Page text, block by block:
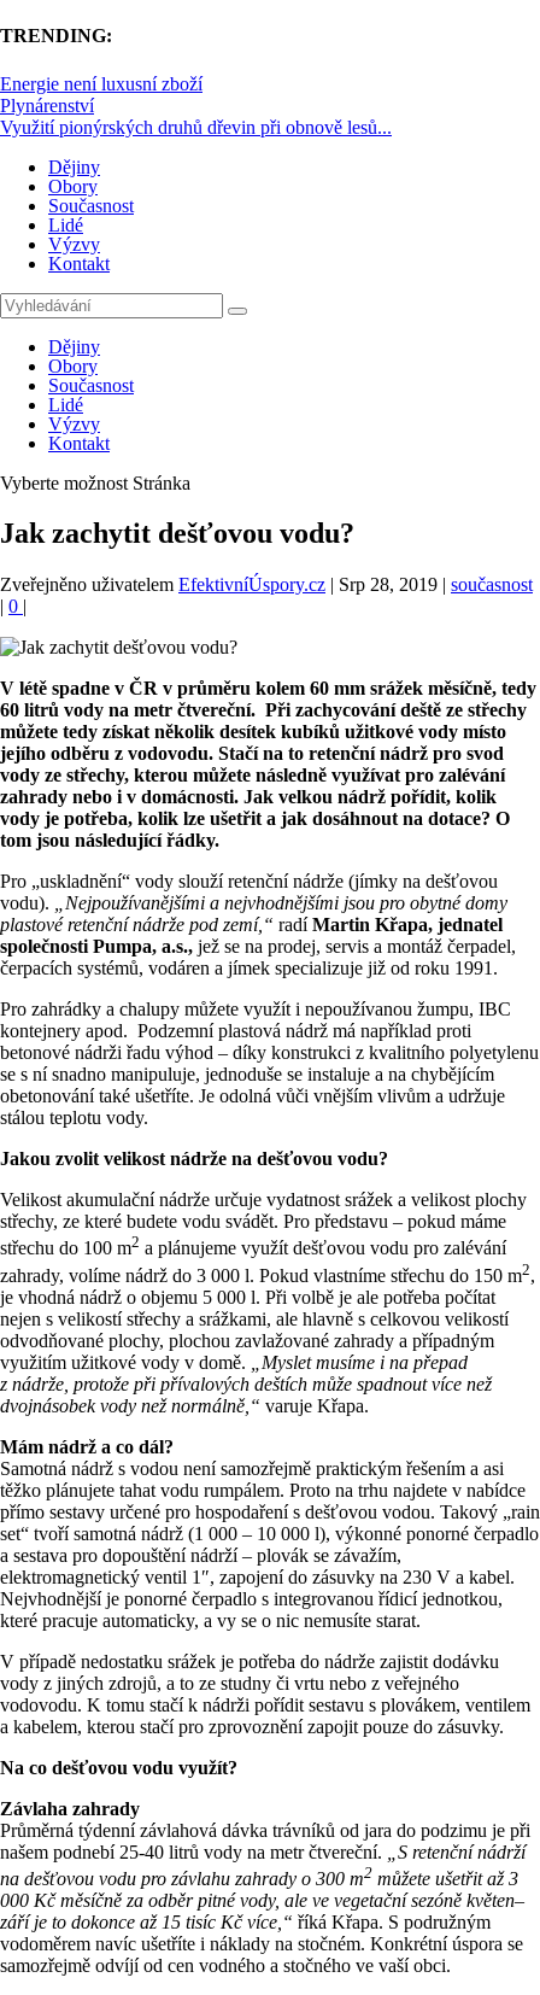
TRENDING:
Energie není luxusní zboží
Plynárenství
Využití pionýrských druhů dřevin při obnově lesů...
Dějiny
Obory
Současnost
Lidé
Výzvy
Kontakt
Dějiny
Obory
Současnost
Lidé
Výzvy
Kontakt
Vyberte možnost Stránka
Jak zachytit dešťovou vodu?
Zveřejněno uživatelem EfektivníÚspory.cz | Srp 28, 2019 | současnost
| 0 |
V létě spadne v ČR v průměru kolem 60 mm srážek měsíčně, tedy
60 litrů vody na metr čtvereční. Při zachycování deště ze střechy
můžete tedy získat několik desítek kubíků užitkové vody místo
jejího odběru z vodovodu. Stačí na to retenční nádrž pro svod
vody ze střechy, kterou můžete následně využívat pro zalévání
zahrady nebo i v domácnosti. Jak velkou nádrž pořídit, kolik
vody je potřeba, kolik lze ušetřit a jak dosáhnout na dotace? O
tom jsou následující řádky.
Pro „uskladnění“ vody slouží retenční nádrže (jímky na dešťovou
vodu).
„Nejpoužívanějšími a nejvhodnějšími jsou pro obytné domy
plastové retenční nádrže pod zemí,“ radíMartin Křapa, jednatel
společnosti Pumpa, a.s., jež se na prodej, servis a montáž čerpadel,
čerpacích systémů, vodáren a jímek specializuje již od roku 1991.
Pro zahrádky a chalupy můžete využít i nepoužívanou žumpu, IBC
kontejnery apod. Podzemní plastová nádrž má například proti
betonové nádrži řadu výhod – díky konstrukci z kvalitního polyetylenu
se s ní snadno manipuluje, jednoduše se instaluje a na chybějícím
obetonování také ušetříte. Je odolná vůči vnějším vlivům a udržuje
stálou teplotu vody.
Jakou zvolit velikost nádrže na dešťovou vodu?
Velikost akumulační nádrže určuje vydatnost srážek a velikost plochy
střechy, ze které budete vodu svádět. Pro představu – pokud máme
střechu do 100 m2 a plánujeme využít dešťovou vodu pro zalévání
zahrady, volíme nádrž do 3 000 l. Pokud vlastníme střechu do 150 m2,
je vhodná nádrž o objemu 5 000 l. Při volbě je ale potřeba počítat
nejen s velikostí střechy a srážkami, ale hlavně s celkovou velikostí
odvodňované plochy, plochou zavlažované zahrady a případným
využitím užitkové vody v domě.
„Myslet musíme i na přepad
z nádrže, protože při přívalových deštích může spadnout více než
dvojnásobek vody než normálně,“ varuje Křapa.
Mám nádrž a co dál?
Samotná nádrž s vodou není samozřejmě praktickým řešením a asi
těžko plánujete tahat vodu rumpálem. Proto na trhu najdete v nabídce
přímo sestavy určené pro hospodaření s dešťovou vodou. Takový „rain
set“ tvoří samotná nádrž (1 000 – 10 000 l), výkonné ponorné čerpadlo
a sestava pro dopouštění nádrží – plovák se závažím,
elektromagnetický ventil 1″, zapojení do zásuvky na 230 V a kabel.
Nejvhodnější je ponorné čerpadlo s integrovanou řídicí jednotkou,
které pracuje automaticky, a vy se o nic nemusíte starat.
V případě nedostatku srážek je potřeba do nádrže zajistit dodávku
vody z jiných zdrojů, a to ze studny či vrtu nebo z veřejného
vodovodu. K tomu stačí k nádrži pořídit sestavu s plovákem, ventilem
a kabelem, kterou stačí pro zprovoznění zapojit pouze do zásuvky.
Na co dešťovou vodu využít?
Závlaha zahrady
Průměrná týdenní závlahová dávka trávníků od jara do podzimu je při
našem podnebí 25-40 litrů vody na metr čtvereční.
„S retenční nádrží
na dešťovou vodu pro závlahu zahrady o 300 m2 můžete ušetřit až 3
000 Kč měsíčně za odběr pitné vody, ale ve vegetační sezóně květen–
září je to dokonce až 15 tisíc Kč více,“ říká Křapa. S podružným
vodoměrem navíc ušetříte i náklady na stočném. Konkrétní úspora se
samozřejmě odvíjí od cen vodného a stočného ve vaší obci.